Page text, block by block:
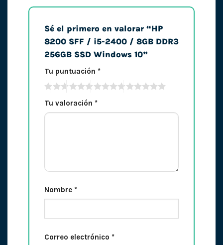
Sé el primero en valorar “HP
8200 SFF / i5-2400 / 8GB DDR3
256GB SSD Windows 10”
Tu puntuación *
Tu valoración *
Nombre *
Correo electrónico *